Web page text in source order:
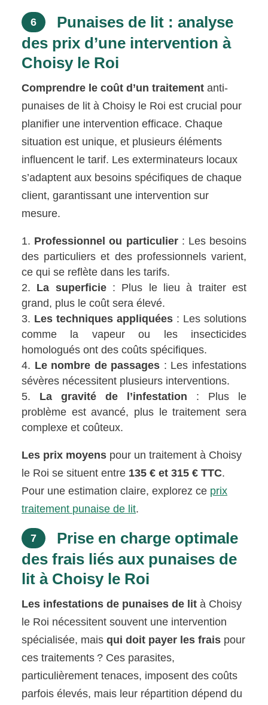
6
Punaises de lit : analyse
des prix d’une intervention à
Choisy le Roi
Comprendre le coût d’un traitement anti-
punaises de lit à Choisy le Roi est crucial pour
planifier une intervention efficace. Chaque
situation est unique, et plusieurs éléments
influencent le tarif. Les exterminateurs locaux
s’adaptent aux besoins spécifiques de chaque
client, garantissant une intervention sur
mesure.
Professionnel ou particulier: Les besoins
des particuliers et des professionnels varient,
ce qui se reflète dans les tarifs.
La superficie: Plus le lieu à traiter est
grand, plus le coût sera élevé.
Les techniques appliquées : Les solutions
comme la vapeur ou les insecticides
homologués ont des coûts spécifiques.
Le nombre de passages : Les infestations
sévères nécessitent plusieurs interventions.
La gravité de l’infestation : Plus le
problème est avancé, plus le traitement sera
complexe et coûteux.
Les prix moyens pour un traitement à Choisy
le Roi se situent entre 135 € et 315 € TTC.
Pour une estimation claire, explorez ce prix
traitement punaise de lit.
7
Prise en charge optimale
des frais liés aux punaises de
lit à Choisy le Roi
Les infestations de punaises de lit à Choisy
le Roi nécessitent souvent une intervention
spécialisée, maisqui doit payer les frais pour
ces traitements ? Ces parasites,
particulièrement tenaces, imposent des coûts
parfois élevés, mais leur répartition dépend du